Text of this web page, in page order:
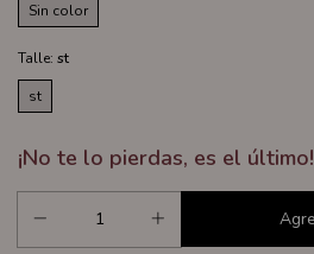
Sin color
Talle: st
st
¡No te lo pierdas, es el último!